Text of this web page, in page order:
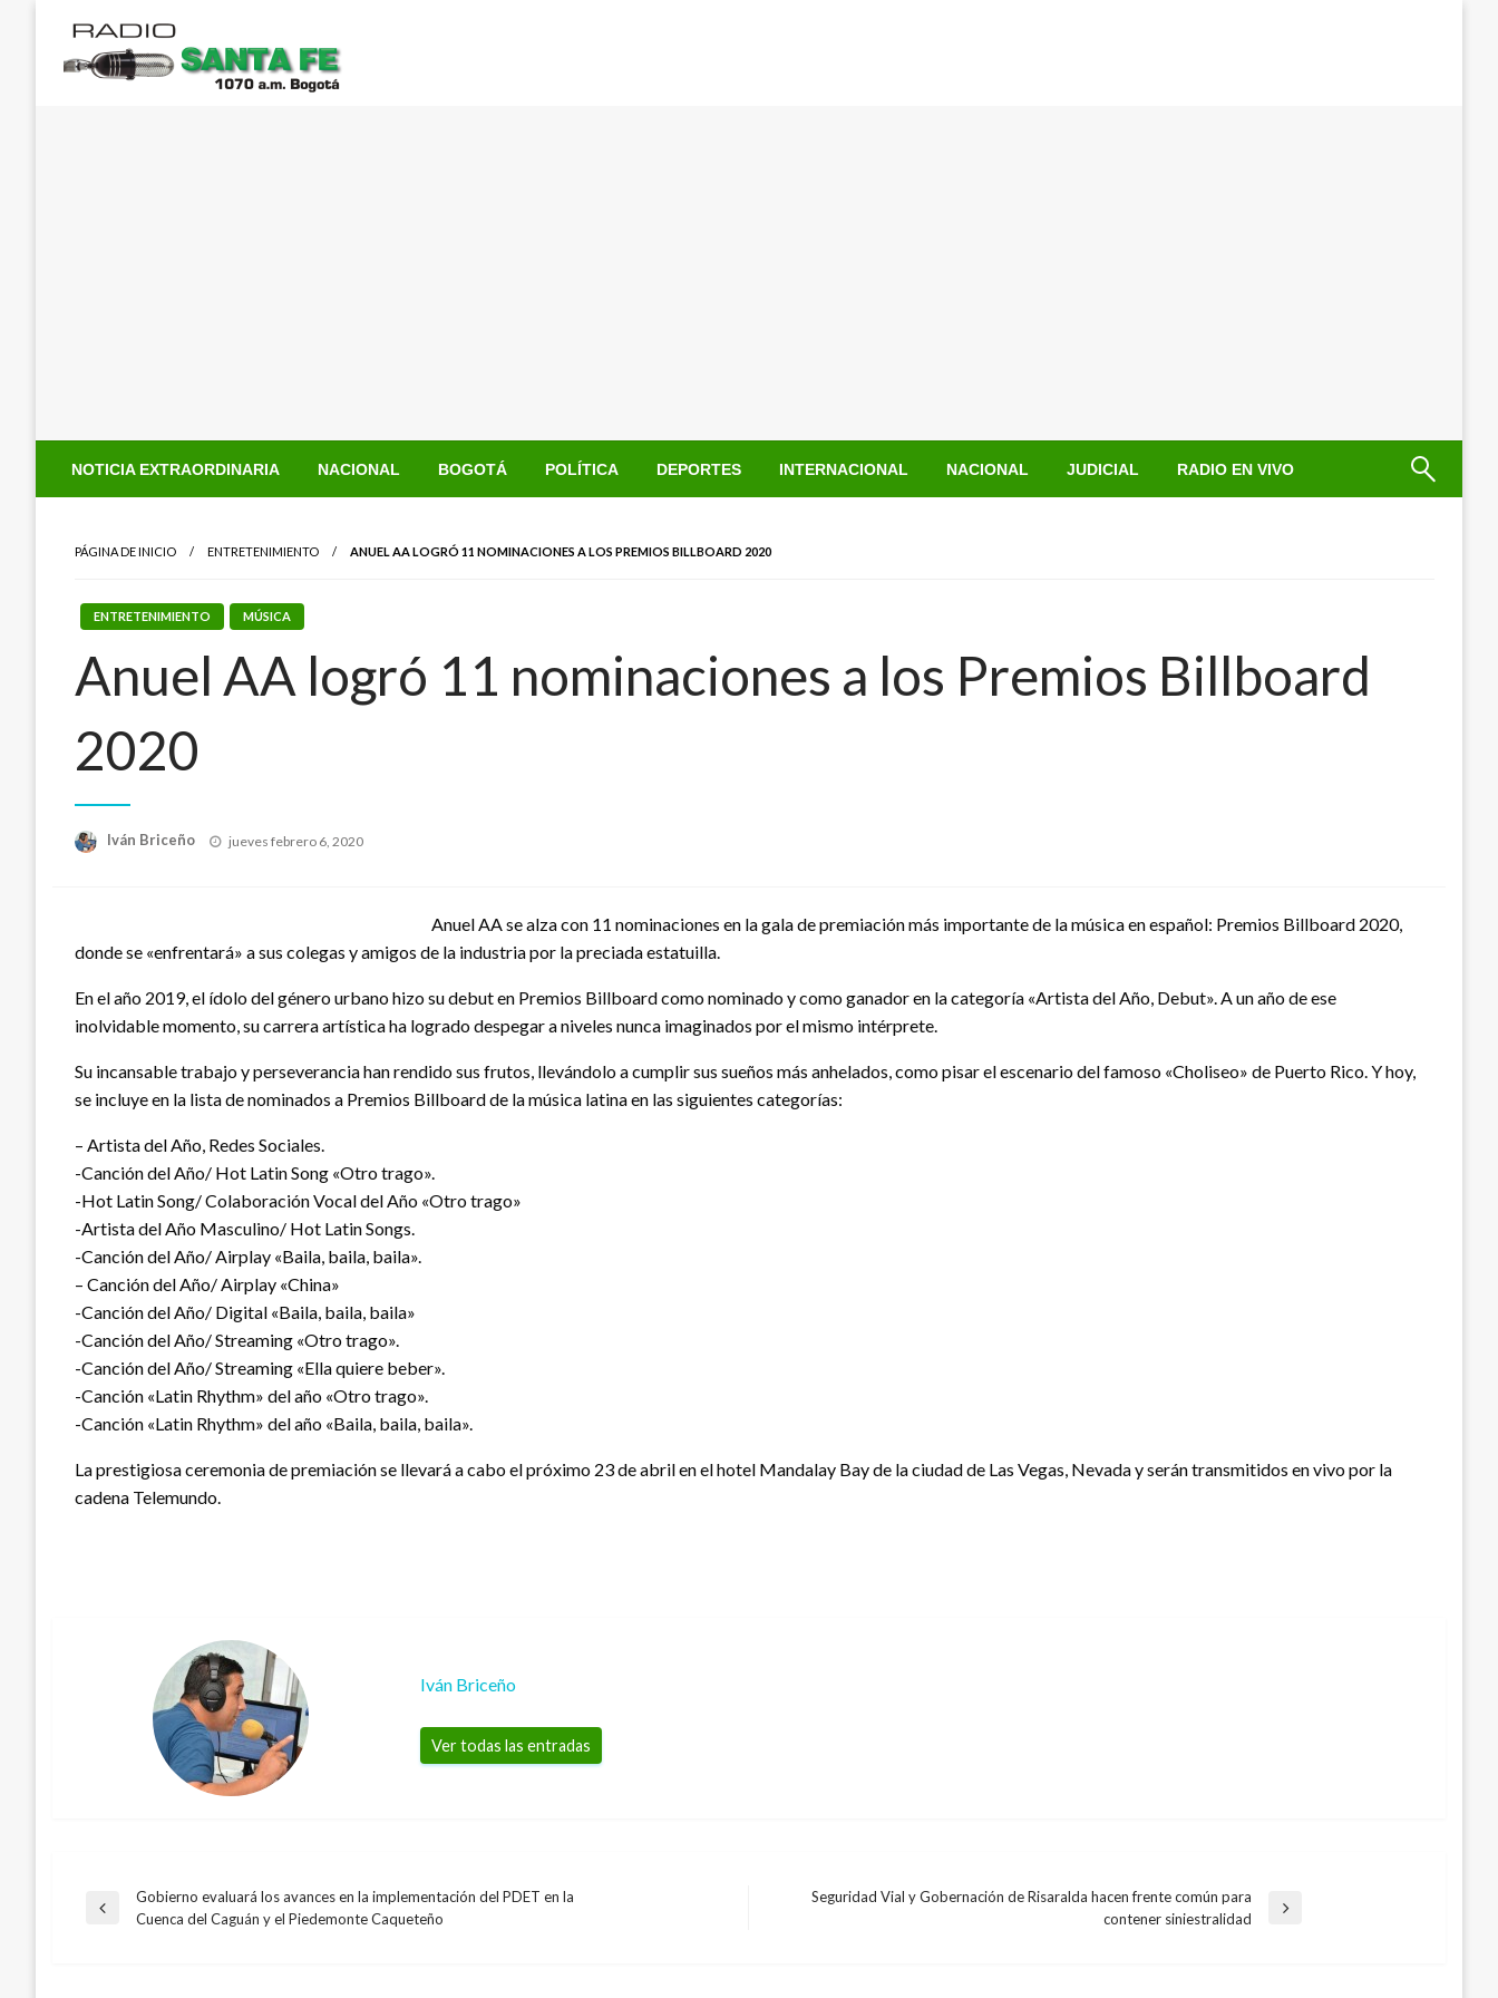
contenido
NOTICIA EXTRAORDINARIA NACIONAL BOGOTÁ POLÍTICA DEPORTES INTERNACIONAL NACIONAL JUDICIAL RADIO EN VIVO
PÁGINA DE INICIO ENTRETENIMIENTO ANUEL AA LOGRÓ 11 NOMINACIONES A LOS PREMIOS BILLBOARD 2020
ENTRETENIMIENTO MÚSICA
Anuel AA logró 11 nominaciones a los Premios Billboard
2020
Iván Briceño
Publicado
jueves febrero 6, 2020
Anuel AA se alza con 11 nominaciones en la gala de premiación más importante de la música en español: Premios Billboard 2020,
donde se «enfrentará» a sus colegas y amigos de la industria por la preciada estatuilla.
En el año 2019, el ídolo del género urbano hizo su debut en Premios Billboard como nominado y como ganador en la categoría «Artista del Año, Debut». A un año de ese
inolvidable momento, su carrera artística ha logrado despegar a niveles nunca imaginados por el mismo intérprete.
Su incansable trabajo y perseverancia han rendido sus frutos, llevándolo a cumplir sus sueños más anhelados, como pisar el escenario del famoso «Choliseo» de Puerto Rico. Y hoy,
se incluye en la lista de nominados a Premios Billboard de la música latina en las siguientes categorías:
– Artista del Año, Redes Sociales.
-Canción del Año/ Hot Latin Song «Otro trago».
-Hot Latin Song/ Colaboración Vocal del Año «Otro trago»
-Artista del Año Masculino/ Hot Latin Songs.
-Canción del Año/ Airplay «Baila, baila, baila».
– Canción del Año/ Airplay «China»
-Canción del Año/ Digital «Baila, baila, baila»
-Canción del Año/ Streaming «Otro trago».
-Canción del Año/ Streaming «Ella quiere beber».
-Canción «Latin Rhythm» del año «Otro trago».
-Canción «Latin Rhythm» del año «Baila, baila, baila».
La prestigiosa ceremonia de premiación se llevará a cabo el próximo 23 de abril en el hotel Mandalay Bay de la ciudad de Las Vegas, Nevada y serán transmitidos en vivo por la
cadena Telemundo.
Iván Briceño
Ver todas las entradas
Navegación
Entrada
Gobierno evaluará los avances en la implementación del PDET en la
Cuenca del Caguán y el Piedemonte Caqueteño
Seguridad Vial y Gobernación de Risaralda hacen frente común para
contener siniestralidad